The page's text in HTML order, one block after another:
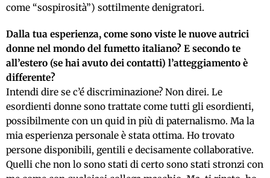
come “sospirosità”) sottilmente denigratori.
Dalla tua esperienza, come sono viste le nuove autrici
donne nel mondo del fumetto italiano? E secondo te
all’estero (se hai avuto dei contatti) l’atteggiamento è
differente?
Intendi dire se c’é discriminazione? Non direi. Le
esordienti donne sono trattate come tutti gli esordienti,
possibilmente con un quid in più di paternalismo. Ma la
mia esperienza personale è stata ottima. Ho trovato
persone disponibili, gentili e decisamente collaborative.
Quelli che non lo sono stati di certo sono stati stronzi con